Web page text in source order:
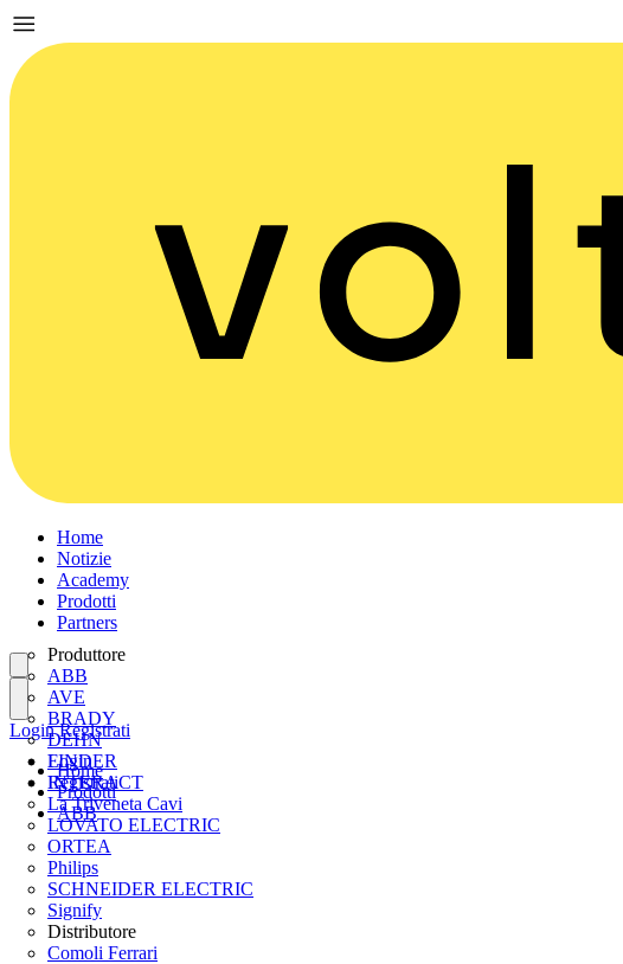
Home
Notizie
Academy
Prodotti
Partners
Produttore
ABB
AVE
BRADY
DEHN
FINDER
INTERACT
La Triveneta Cavi
LOVATO ELECTRIC
ORTEA
Philips
SCHNEIDER ELECTRIC
Signify
Distributore
Comoli Ferrari
Login
Registrati
Login Registrati
Home
Prodotti
ABB